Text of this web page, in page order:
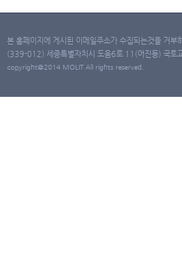
본 홈페이지에 게시된 이메일주소가 수집되는것을 거
(339-012) 세종특별자치시 도움6로 11(어진동) 국
copyright@2014 MOLIT All rights reserved.